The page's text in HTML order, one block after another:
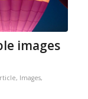
images
, Images,